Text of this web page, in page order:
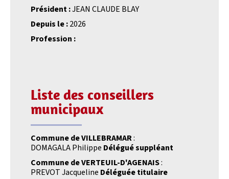
Président :JEAN CLAUDE BLAY
Depuis le :2026
Profession :
Liste des conseillers
municipaux
Commune de VILLEBRAMAR:
DOMAGALA Philippe Délégué suppléant
Commune de VERTEUIL-D'AGENAIS:
PREVOT Jacqueline Déléguée titulaire